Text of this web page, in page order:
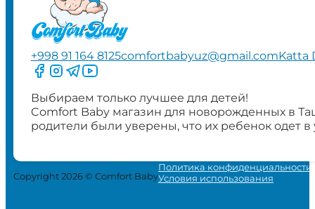
+998 91 164 8125comfortbabyuz@gmail.comKatta
Следите за нами на Facebook
Следите за нами в Instagram
Следите за нами в Telegram
Следите за нами в YouTube
Выбираем только лучшее для детей!
Comfort Baby магазин для новорожденных в
родители были уверены, что их ребенок одет
Copyright 2026 © Comfort Baby
Политика конфиденциальности
Условия использования